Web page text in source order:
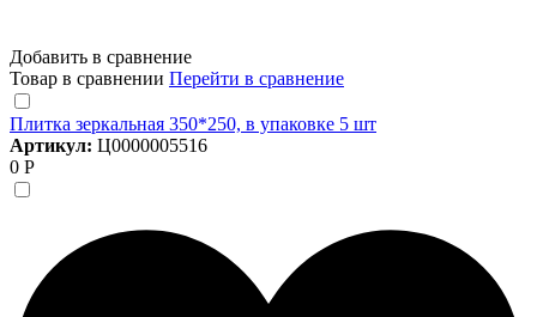
Добавить в сравнение
Товар в сравнении Перейти в сравнение
Плитка зеркальная 350*250, в упаковке 5 шт
Артикул: Ц0000005516
0 Р